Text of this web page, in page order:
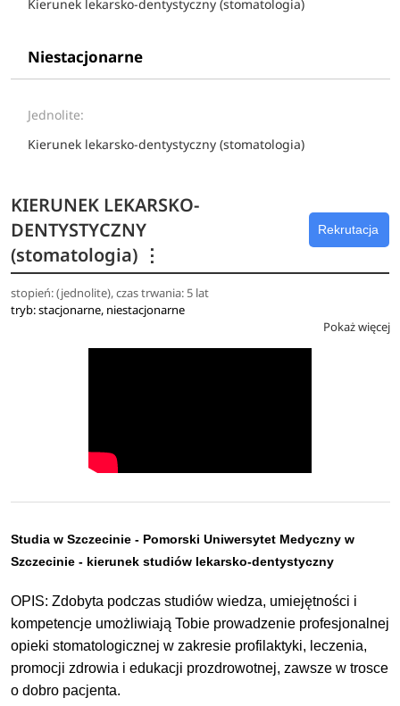
KIERUNEK LEKARSKO-
DENTYSTYCZNY
(stomatologia) ⋮
Rekrutacja
stopień: (jednolite), czas trwania: 5 lat
tryb: stacjonarne, niestacjonarne
Pokaż więcej
Studia w Szczecinie - Pomorski Uniwersytet Medyczny w
Szczecinie - kierunek studiów lekarsko-dentystyczny
OPIS: Zdobyta podczas studiów wiedza, umiejętności i
kompetencje umożliwiają Tobie prowadzenie profesjonalnej
opieki stomatologicznej w zakresie profilaktyki, leczenia,
promocji zdrowia i edukacji prozdrowotnej, zawsze w trosce
o dobro pacjenta.
Kierunek lekarsko-dentystyczny (stomatologia)
Niestacjonarne
Jednolite:
Kierunek lekarsko-dentystyczny (stomatologia)